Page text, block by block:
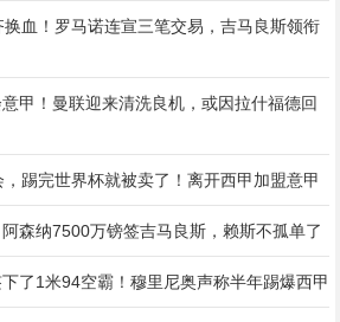
血！罗马诺连宣三笔交易，吉马良斯领衔
甲！曼联迎来清洗良机，或因拉什福德回
踢完世界杯就被卖了！离开西甲加盟意甲
森纳7500万镑签吉马良斯，赖斯不孤单了
了1米94空霸！穆里尼奥声称半年踢爆西甲